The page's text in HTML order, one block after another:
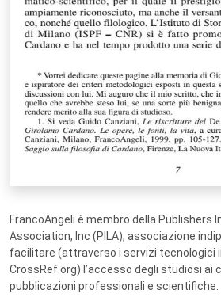
FrancoAngeli è membro della Publishers
Association, Inc (PILA), associazione
facilitare (attraverso i servizi tecnologici
CrossRef.org) l’accesso degli studiosi ai
pubblicazioni professionali e scientifiche.